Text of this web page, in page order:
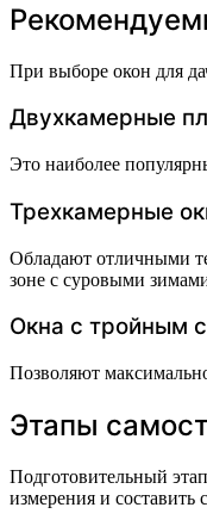
При выборе окон для
Двухкамерные
Это наиболее
Трехкамерные
Обладают отличными
зоне с суровыми
Окна с тройным
Позволяют
Этапы
Подготовительный
измерения и составить